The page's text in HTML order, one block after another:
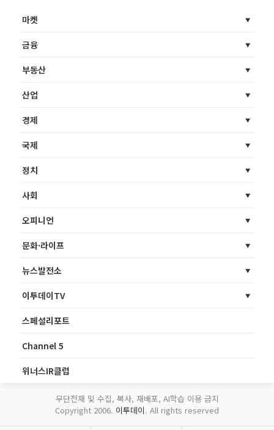
마켓
금융
부동산
산업
경제
국제
정치
사회
오피니언
문화·라이프
뉴스발전소
이투데이TV
스페셜리포트
Channel 5
위너스IR클럽
무단전재 및 수집, 복사, 재배포, AI학습 이용 금지
Copyright 2006. 이투데이. All rights reserved